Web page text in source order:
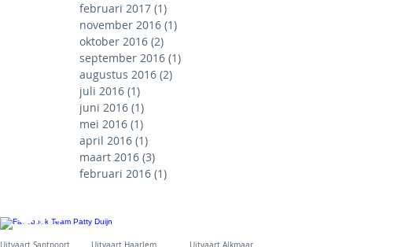
februari 2017 (1)
november 2016 (1)
oktober 2016 (2)
september 2016 (1)
augustus 2016 (2)
juli 2016 (1)
juni 2016 (1)
mei 2016 (1)
april 2016 (1)
maart 2016 (3)
februari 2016 (1)